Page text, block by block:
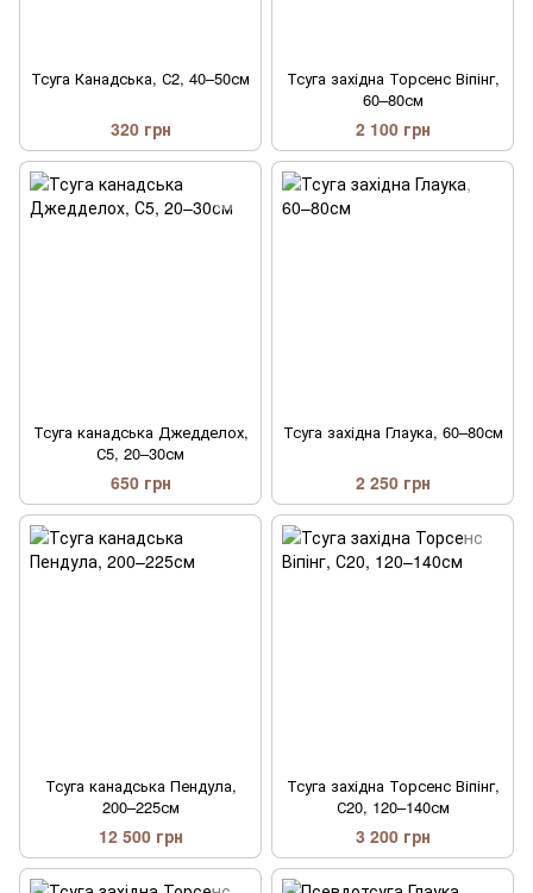
Тсуга Канадська, С2, 40–50см
320 грн
Тсуга західна Торсенс Віпінг,
60–80см
2 100 грн
Тсуга канадська Джедделох,
С5, 20–30см
650 грн
Тсуга західна Глаука, 60–80см
2 250 грн
Тсуга канадська Пендула,
200–225см
12 500 грн
Тсуга західна Торсенс Віпінг,
С20, 120–140см
3 200 грн